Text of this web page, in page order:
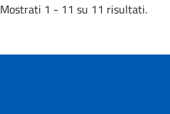
Mostrati 1 - 11 su 11 risultati.